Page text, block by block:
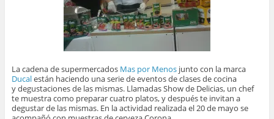
La cadena de supermercados Mas por Menosjunto con la marca
Ducalestán haciendo una serie de eventos de clases de cocina
y degustaciones de las mismas. Llamadas Show de Delicias, un chef
te muestra como preparar cuatro platos, y después te invitan a
degustar de las mismas. En la actividad realizada el 20 de mayo se